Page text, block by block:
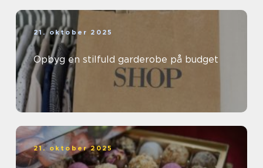
21. oktober 2025
Opbyg en stilfuld garderobe på budget
21. oktober 2025